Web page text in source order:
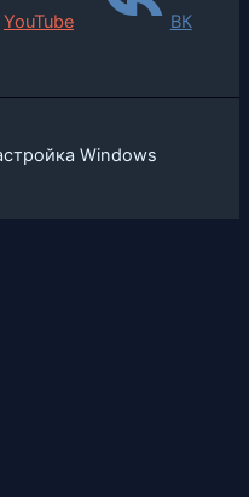
YouTube ВК
Windows